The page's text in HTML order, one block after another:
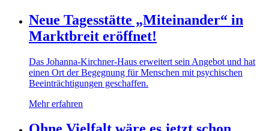
Neue Tagesstätte „Miteinander“ in
Marktbreit eröffnet!
Das Johanna-Kirchner-Haus erweitert sein Angebot und hat
einen Ort der Begegnung für Menschen mit psychischen
Beeinträchtigungen geschaffen.
Mehr erfahren